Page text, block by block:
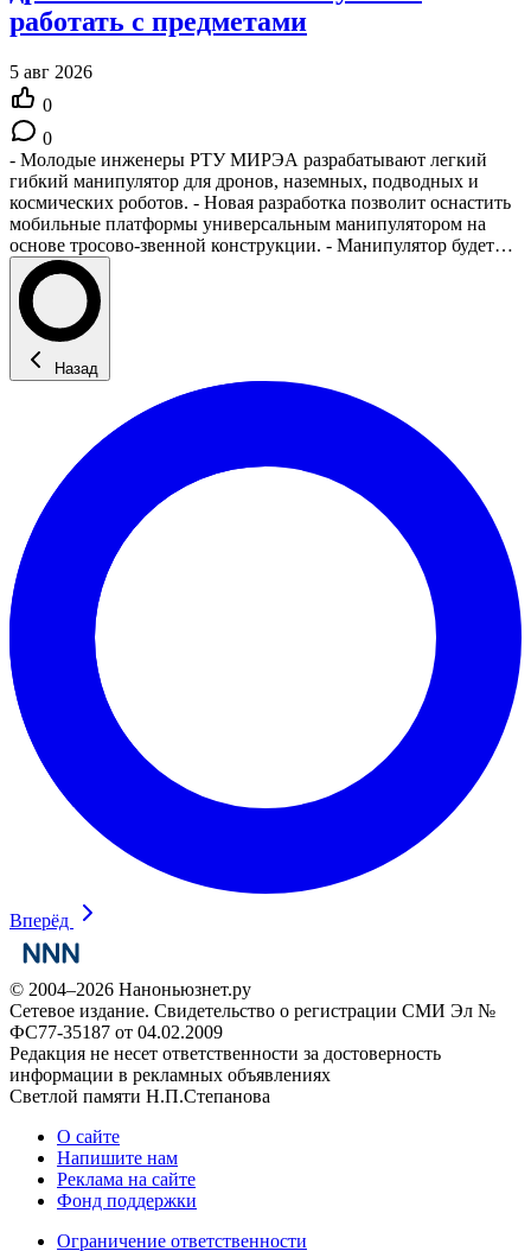
работать с предметами
5 авг 2026
0
0
- Молодые инженеры РТУ МИРЭА разрабатывают легкий
гибкий манипулятор для дронов, наземных, подводных и
космических роботов. - Новая разработка позволит оснастить
мобильные платформы универсальным манипулятором на
основе тросово-звенной конструкции. - Манипулятор будет…
Назад
Вперёд
© 2004–2026 Наноньюзнет.ру
Сетевое издание. Свидетельство о регистрации СМИ Эл №
ФС77-35187 от 04.02.2009
Редакция не несет ответственности за достоверность
информации в рекламных объявлениях
Светлой памяти Н.П.Степанова
О сайте
Напишите нам
Реклама на сайте
Фонд поддержки
Ограничение ответственности